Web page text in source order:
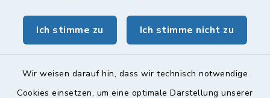
Ich stimme zu Ich stimme nicht zu
Wir weisen darauf hin, dass wir technisch notwendige
Cookies einsetzen, um eine optimale Darstellung unserer
geoPortal Lichtenfels